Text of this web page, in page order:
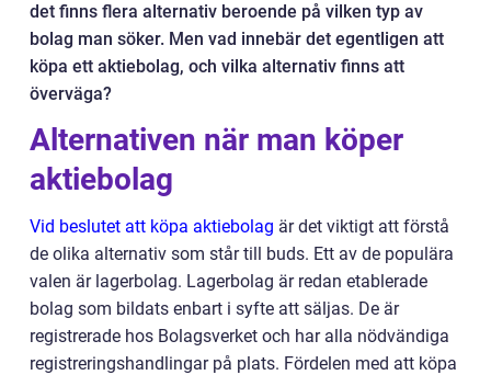
det finns flera alternativ beroende på vilken typ av
bolag man söker. Men vad innebär det egentligen att
köpa ett aktiebolag, och vilka alternativ finns att
överväga?
Alternativen när man köper
aktiebolag
Vid beslutet att köpa aktiebolag är det viktigt att förstå
de olika alternativ som står till buds. Ett av de populära
valen är lagerbolag. Lagerbolag är redan etablerade
bolag som bildats enbart i syfte att säljas. De är
registrerade hos Bolagsverket och har alla nödvändiga
registreringshandlingar på plats. Fördelen med att köpa